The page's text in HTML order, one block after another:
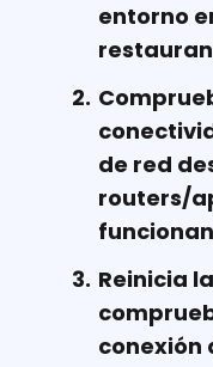
entorno
de red
routers/
Reinicia
conexión